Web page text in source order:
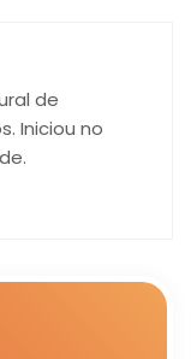
de
Iniciou no